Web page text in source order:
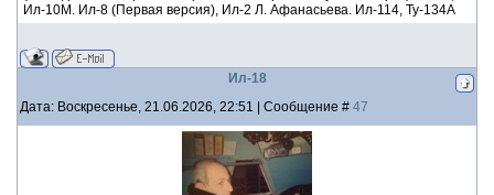
Ил-10М. Ил-8 (Первая версия), Ил-2 Л. Афанасьева. Ил-114, Ту-134А
Ил-18
Дата: Воскресенье, 21.06.2026, 22:51 | Сообщение # 47